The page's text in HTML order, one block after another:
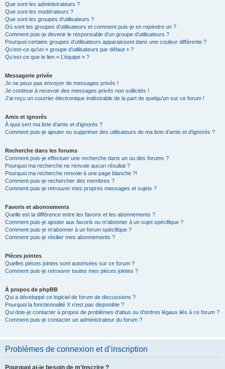
Que sont les administrateurs ?
Que sont les modérateurs ?
Que sont les groupes d’utilisateurs ?
Où sont les groupes d’utilisateurs et comment puis-je en rejoindre un ?
Comment puis-je devenir le responsable d’un groupe d’utilisateurs ?
Pourquoi certains groupes d’utilisateurs apparaissent dans une couleur différente ?
Qu’est-ce qu’un « groupe d’utilisateurs par défaut » ?
Qu’est-ce que le lien « L’équipe » ?
Messagerie privée
Je ne peux pas envoyer de messages privés !
Je continue à recevoir des messages privés non sollicités !
J’ai reçu un courrier électronique indésirable de la part de quelqu’un sur ce forum !
Amis et ignorés
À quoi sert ma liste d’amis et d’ignorés ?
Comment puis-je ajouter ou supprimer des utilisateurs de ma liste d’amis et d’ignorés ?
Recherche dans les forums
Comment puis-je effectuer une recherche dans un ou des forums ?
Pourquoi ma recherche ne renvoie aucun résultat ?
Pourquoi ma recherche renvoie à une page blanche ?!
Comment puis-je rechercher des membres ?
Comment puis-je retrouver mes propres messages et sujets ?
Favoris et abonnements
Quelle est la différence entre les favoris et les abonnements ?
Comment puis-je ajouter aux favoris ou m’abonner à un sujet spécifique ?
Comment puis-je m’abonner à un forum spécifique ?
Comment puis-je résilier mes abonnements ?
Pièces jointes
Quelles pièces jointes sont autorisées sur ce forum ?
Comment puis-je retrouver toutes mes pièces jointes ?
À propos de phpBB
Qui a développé ce logiciel de forum de discussions ?
Pourquoi la fonctionnalité X n’est pas disponible ?
Qui dois-je contacter à propos de problèmes d’abus ou d’ordres légaux liés à ce forum ?
Comment puis-je contacter un administrateur du forum ?
Problèmes de connexion et d’inscription
Pourquoi ai-je besoin de m’inscrire ?